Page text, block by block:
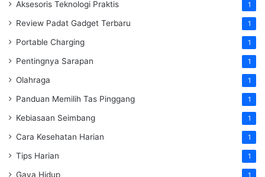
Aksesoris Teknologi Praktis 1
Review Padat Gadget Terbaru 1
Portable Charging 1
Pentingnya Sarapan 1
Olahraga 1
Panduan Memilih Tas Pinggang 1
Kebiasaan Seimbang 1
Cara Kesehatan Harian 1
Tips Harian 1
Gaya Hidup 1